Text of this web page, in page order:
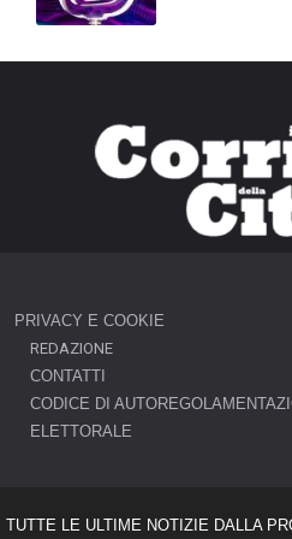
PRIVACY E COOKIE
REDAZIONE
CONTATTI
CODICE DI
ELETTORALE
TUTTE LE ULTIME NOTIZIE DALLA